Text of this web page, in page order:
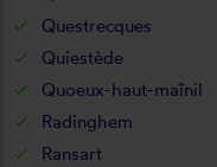
Questrecques
Quiestède
Quoeux-haut-maînil
Radinghem
Ransart